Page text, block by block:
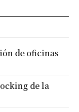
de oficinas
de la